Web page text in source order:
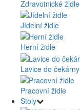
Zdravotnické židle
Jídelní židle
Herní židle
Lavice do čekárny
Pracovní židle
Stoly